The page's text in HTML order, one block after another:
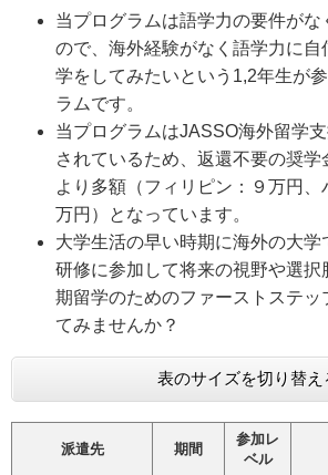
当プログラムは語学力の要件がな
ので、海外経験がなく語学力に自
学をしてみたいという1,2年生が
ラムです。
当プログラムはJASSO海外留学
されているため、返還不要の奨学
より多額（フィリピン：９万円
万円）となっています。
大学生活の早い時期に海外の大学
研修に参加して将来の視野や選択
期留学のためのファーストステッ
てみませんか？
表のサイズを切り替え
派遣先 期間
参加レ
ベル